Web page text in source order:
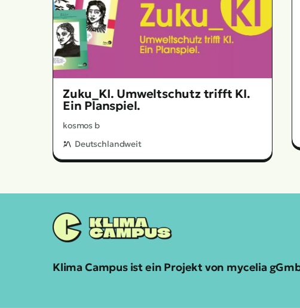
Zuku_KI. Umweltschutz trifft KI.
Ein Planspiel.
kosmos b
Deutschlandweit
Klima Campus ist ein Projekt von mycelia